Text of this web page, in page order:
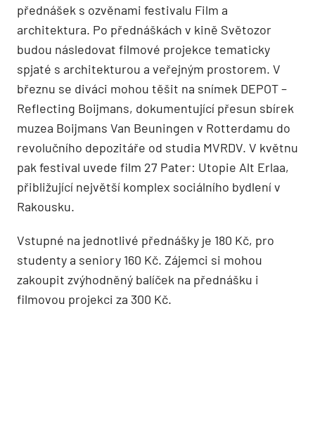
přednášek s ozvěnami festivalu Film a
architektura. Po přednáškách v kině Světozor
budou následovat filmové projekce tematicky
spjaté s architekturou a veřejným prostorem. V
březnu se diváci mohou těšit na snímek DEPOT –
Reflecting Boijmans, dokumentující přesun sbírek
muzea Boijmans Van Beuningen v Rotterdamu do
revolučního depozitáře od studia MVRDV. V květnu
pak festival uvede film 27 Pater: Utopie Alt Erlaa,
přibližující největší komplex sociálního bydlení v
Rakousku.
Vstupné na jednotlivé přednášky je 180 Kč, pro
studenty a seniory 160 Kč. Zájemci si mohou
zakoupit zvýhodněný balíček na přednášku i
filmovou projekci za 300 Kč.